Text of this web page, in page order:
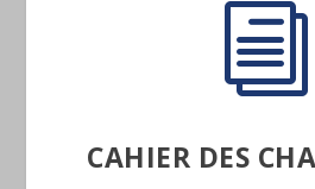
i
CAHIER DES